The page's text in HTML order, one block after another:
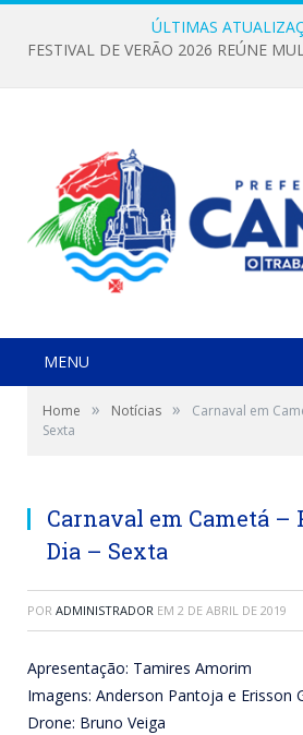
ÚLTIMAS
MENU
Home » Notícias »
Carnaval em
Sexta
Carnaval em Cametá –
Dia – Sexta
POR ADMINISTRADOR EM 2 DE ABRIL DE 2019
Apresentação: Tamires Amorim
Imagens: Anderson Pantoja e Erisson
Drone: Bruno Veiga